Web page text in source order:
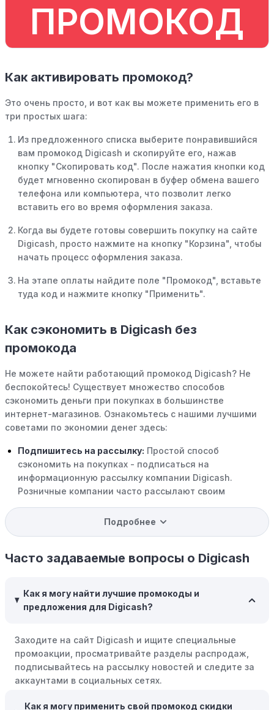
ПРОМОКОД
Как активировать промокод?
Это очень просто, и вот как вы можете применить его в
три простых шага:
Из предложенного списка выберите понравившийся
вам промокод Digicash и скопируйте его, нажав
кнопку "Скопировать код". После нажатия кнопки код
будет мгновенно скопирован в буфер обмена вашего
телефона или компьютера, что позволит легко
вставить его во время оформления заказа.
Когда вы будете готовы совершить покупку на сайте
Digicash, просто нажмите на кнопку "Корзина", чтобы
начать процесс оформления заказа.
На этапе оплаты найдите поле "Промокод", вставьте
туда код и нажмите кнопку "Применить".
Как сэкономить в Digicash без
промокода
Не можете найти работающий промокод Digicash? Не
беспокойтесь! Существует множество способов
сэкономить деньги при покупках в большинстве
интернет-магазинов. Ознакомьтесь с нашими лучшими
советами по экономии денег здесь:
Подпишитесь на рассылку: Простой способ
сэкономить на покупках - подписаться на
информационную рассылку компании Digicash.
Розничные компании часто рассылают своим
доступ к распродажам.
компании Digicash есть программы поощрения,
позволяющие зарабатывать баллы или cashback на
скидки или будущие покупки.
пятница" или сезонными акциями. В такие периоды
розничные компании часто предлагают значительные
скидки.
Подробнее
Часто задаваемые вопросы о Digicash
Как я могу найти лучшие промокоды и
предложения для Digicash?
Заходите на сайт Digicash и ищите специальные
промоакции, просматривайте разделы распродаж,
подписывайтесь на рассылку новостей и следите за
аккаунтами в социальных сетях.
Как я могу применить свой промокод скидки